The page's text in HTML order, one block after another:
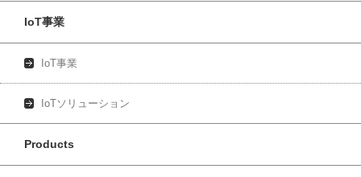
IoT事業
IoT事業
IoTソリューション
Products